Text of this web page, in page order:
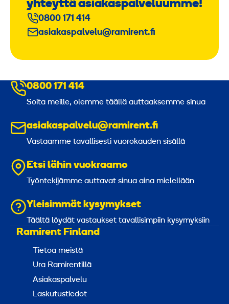
yhteyttä asiakaspalveluumme!
0800 171 414
asiakaspalvelu@ramirent.fi
0800 171 414
Soita meille, olemme täällä auttaaksemme sinua
asiakaspalvelu@ramirent.fi
Vastaamme tavallisesti vuorokauden sisällä
Etsi lähin vuokraamo
Työntekijämme auttavat sinua aina mielellään
Yleisimmät kysymykset
Täältä löydät vastaukset tavallisimpiin kysymyksiin
Ramirent Finland
Tietoa meistä
Ura Ramirentillä
Asiakaspalvelu
Laskutustiedot